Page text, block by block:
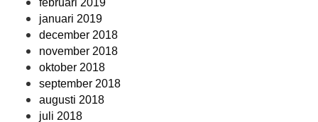
februari 2019
januari 2019
december 2018
november 2018
oktober 2018
september 2018
augusti 2018
juli 2018